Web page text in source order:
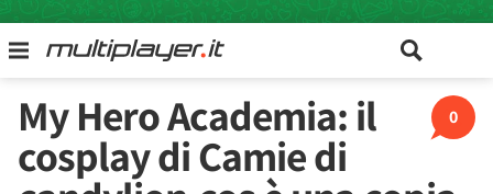
0
My Hero Academia: il
cosplay di Camie di